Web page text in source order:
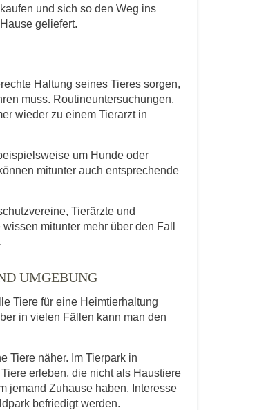
und sich so den Weg ins
geliefert.
Haltung seines Tieres sorgen,
muss. Routineuntersuchungen,
wieder zu einem Tierarzt in
um Hunde oder
mitunter auch entsprechende
Tierärzte und
mitunter mehr über den Fall
UMGEBUNG
Tiere für eine Heimtierhaltung
in vielen Fällen kann man den
Tiere näher. Im Tierpark in
erleben, die nicht als Haustiere
jemand Zuhause haben. Interesse
befriedigt werden.